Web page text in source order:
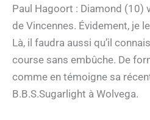
Paul Hagoort : Diamond (10)
de Vincennes. Évidement, je
Là, il faudra aussi qu’il
course sans embûche. De
comme en témoigne sa
B.B.S.Sugarlight à Wolvega.